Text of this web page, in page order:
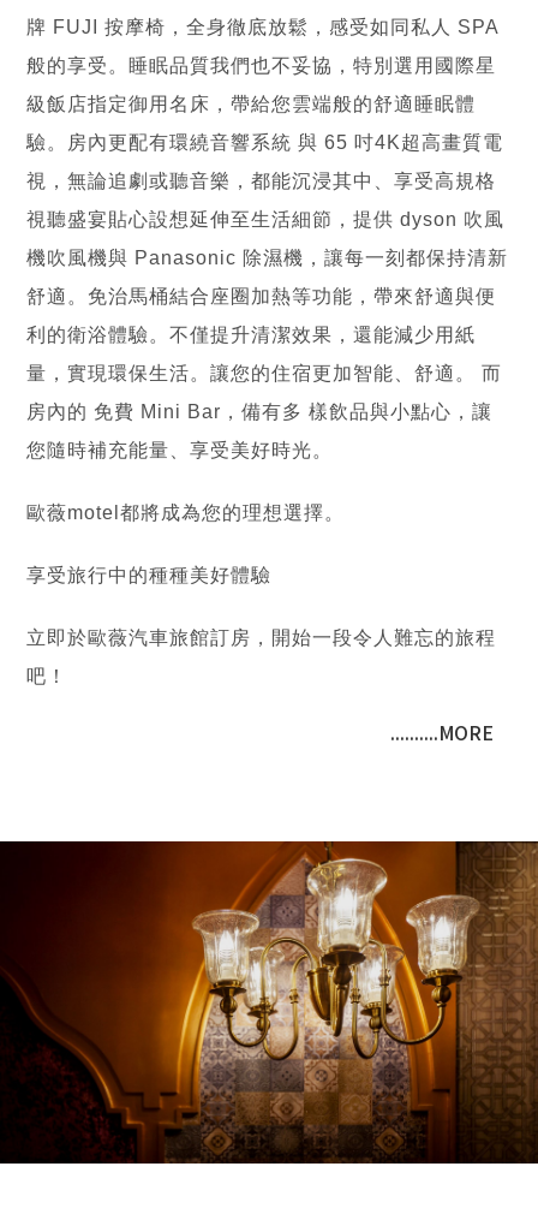
牌 FUJI 按摩椅，全身徹底放鬆，感受如同私人 SPA
般的享受。睡眠品質我們也不妥協，特別選用國際星
級飯店指定御用名床，帶給您雲端般的舒適睡眠體
驗。房內更配有環繞音響系統 與 65 吋4K超高畫質電
視，無論追劇或聽音樂，都能沉浸其中、享受高規格
視聽盛宴貼心設想延伸至生活細節，提供 dyson 吹風
機吹風機與 Panasonic 除濕機，讓每一刻都保持清新
舒適。免治馬桶結合座圈加熱等功能，帶來舒適與便
利的衛浴體驗。不僅提升清潔效果，還能減少用紙
量，實現環保生活。讓您的住宿更加智能、舒適。 而
房內的 免費 Mini Bar，備有多 樣飲品與小點心，讓
您隨時補充能量、享受美好時光。
歐薇motel都將成為您的理想選擇。
享受旅行中的種種美好體驗
立即於歐薇汽車旅館訂房，開始一段令人難忘的旅程
吧！
..........MORE